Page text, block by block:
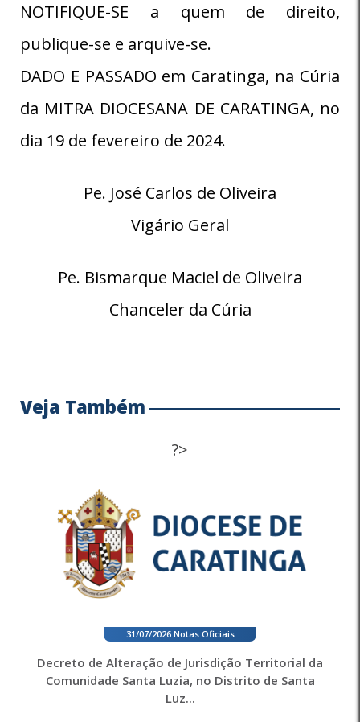
NOTIFIQUE-SE a quem de direito,
publique-se e arquive-se.
DADO E PASSADO em Caratinga, na Cúria
da MITRA DIOCESANA DE CARATINGA, no
dia 19 de fevereiro de 2024.
Pe. José Carlos de Oliveira
Vigário Geral
Pe. Bismarque Maciel de Oliveira
Chanceler da Cúria
Veja Também
?>
31/07/2026. Notas Oficiais
Decreto de Alteração de Jurisdição Territorial da
Comunidade Santa Luzia, no Distrito de Santa
Luz...